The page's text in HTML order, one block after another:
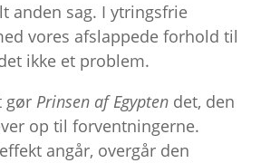
anden sag. I ytringsfrie
vores afslappede forhold til
ikke et problem.
gør Prinsen af Egyptendet, den
op til forventningerne.
angår, overgår den